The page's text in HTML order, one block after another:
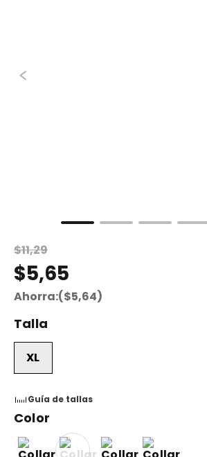
$11,29
$5,65
Ahorra:($5,64)
Talla
XL
Color
Guía de tallas